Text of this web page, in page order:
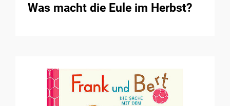
Was macht die Eule im Herbst?